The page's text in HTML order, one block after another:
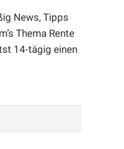
News, Tipps
Thema Rente
14-tägig einen